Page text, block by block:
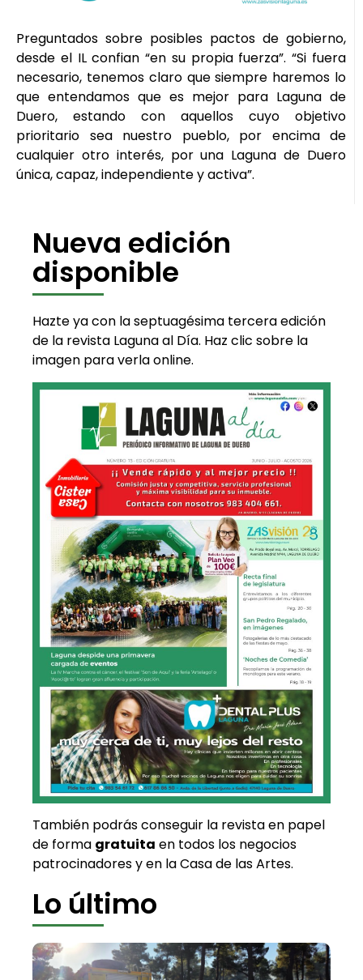
Preguntados sobre posibles pactos de gobierno,
desde el IL confian “en su propia fuerza”. “Si fuera
necesario, tenemos claro que siempre haremos lo
que entendamos que es mejor para Laguna de
Duero, estando con aquellos cuyo objetivo
prioritario sea nuestro pueblo, por encima de
cualquier otro interés, por una Laguna de Duero
única, capaz, independiente y activa”.
Nueva edición
disponible
Hazte ya con la septuagésima tercera edición
de la revista Laguna al Día. Haz clic sobre la
imagen para verla online.
También podrás conseguir la revista en papel
de forma gratuita en todos los negocios
patrocinadores y en la Casa de las Artes.
Lo último